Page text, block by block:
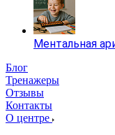
Ментальная
Блог
Тренажеры
Отзывы
Контакты
О центре